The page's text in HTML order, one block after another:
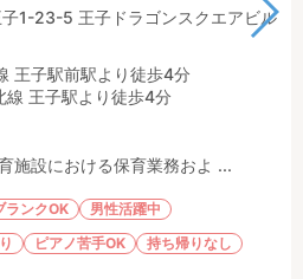
1-23-5 王子ドラゴンスクエアビル
王子駅前駅より徒歩4分
線 王子駅より徒歩4分
施設における保育業務およ ...
ランクOK
男性活躍中
ピアノ苦手OK 持ち帰りなし